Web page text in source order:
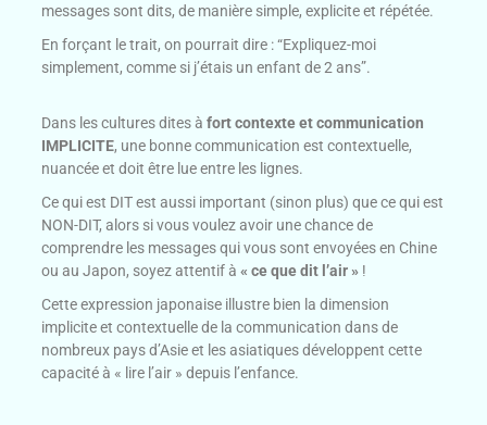
messages sont dits, de manière simple, explicite et répétée.
En forçant le trait, on pourrait dire : “Expliquez-moi
simplement, comme si j’étais un enfant de 2 ans”.
Dans les cultures dites àfort contexte et communication
IMPLICITE, une bonne communication est contextuelle,
nuancée et doit être lue entre les lignes.
Ce qui est DIT est aussi important (sinon plus) que ce qui est
NON-DIT, alors si vous voulez avoir une chance de
comprendre les messages qui vous sont envoyées en Chine
ou au Japon, soyez attentif à« ce que dit l’air » !
Cette expression japonaise illustre bien la dimension
implicite et contextuelle de la communication dans de
nombreux pays d’Asie et les asiatiques développent cette
capacité à « lire l’air » depuis l’enfance.